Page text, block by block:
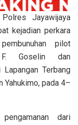
Jayawijaya
kejadian perkara
pilot
F. Goselin dan
Terbang
Yahukimo, pada 4–
dari